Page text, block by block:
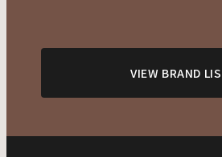
VIEW BRAND